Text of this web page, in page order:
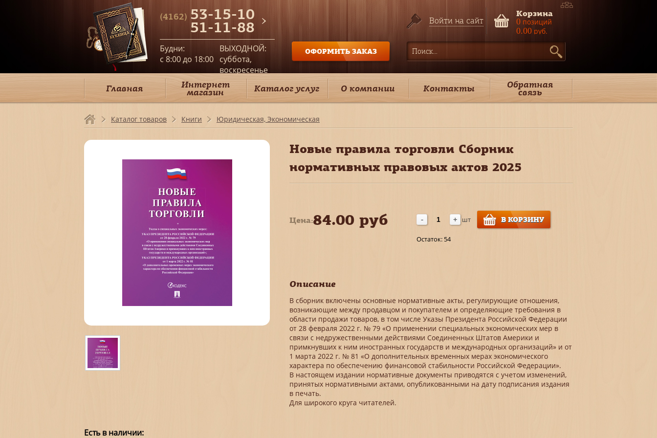
(4162) 53-15-10
51-11-88
Будни:
c 8:00 до 18:00
ВЫХОДНОЙ:
суббота,
воскресенье
ОФОРМИТЬ ЗАКАЗ
Войти на сайт
Корзина
0 позиций
0.00 руб.
Главная Интернет
магазин Каталог услуг О компании Контакты Обратная
связь
Каталог товаров Книги Юридическая, Экономическая
Новые правила торговли Сборник
нормативных правовых актов 2025
Цена:84.00 руб - + шт В КОРЗИНУ
Остаток: 54
Описание
В сборник включены основные нормативные акты, регулирующие отношения,
возникающие между продавцом и покупателем и определяющие требования в
области продажи товаров, в том числе Указы Президента Российской Федерации
от 28 февраля 2022 г. № 79 «О применении специальных экономических мер в
связи с недружественными действиями Соединенных Штатов Америки и
примкнувших к ним иностранных государств и международных организаций» и от
1 марта 2022 г. № 81 «О дополнительных временных мерах экономического
характера по обеспечению финансовой стабильности Российской Федерации».
В настоящем издании нормативные документы приводятся с учетом изменений,
принятых нормативными актами, опубликованными на дату подписания издания
в печать.
Для широкого круга читателей.
Есть в наличии: